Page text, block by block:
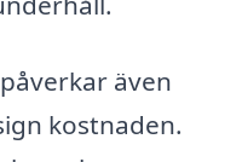
även
kostnaden.